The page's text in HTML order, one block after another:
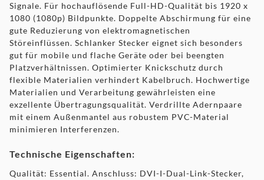
Signale. Für hochauflösende Full-HD-Qualität bis 1920 x
1080 (1080p) Bildpunkte. Doppelte Abschirmung für eine
gute Reduzierung von elektromagnetischen
Störeinflüssen. Schlanker Stecker eignet sich besonders
gut für mobile und flache Geräte oder bei beengten
Platzverhältnissen. Optimierter Knickschutz durch
flexible Materialien verhindert Kabelbruch. Hochwertige
Materialien und Verarbeitung gewährleisten eine
exzellente Übertragungsqualität. Verdrillte Adernpaare
mit einem Außenmantel aus robustem PVC-Material
minimieren Interferenzen.
Technische Eigenschaften:
Qualität: Essential. Anschluss: DVI-I-Dual-Link-Stecker,